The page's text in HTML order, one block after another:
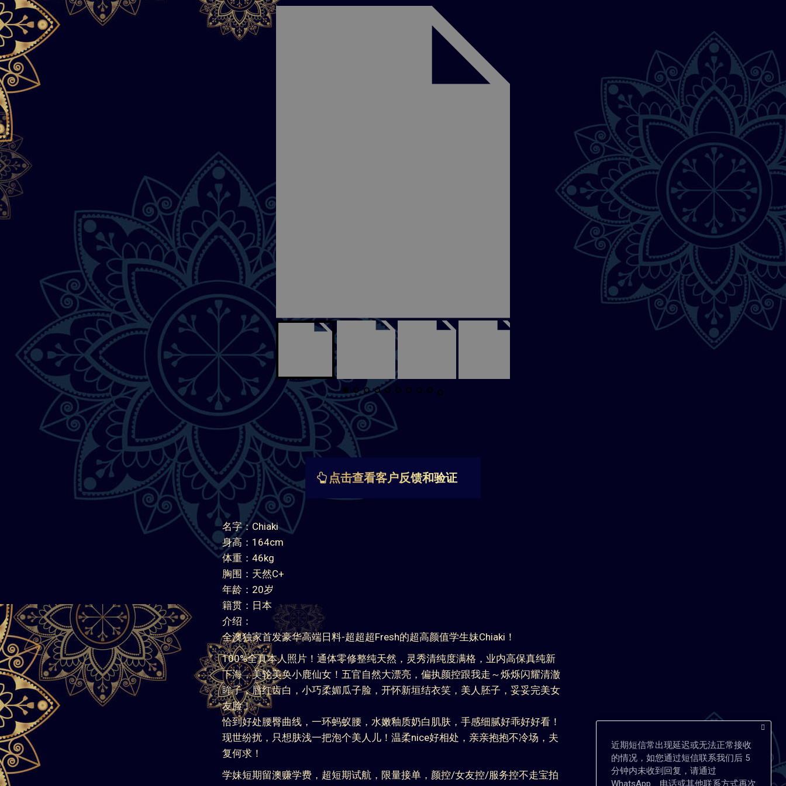
点击查看客户反馈和验证
名字：Chiaki
身高：164cm
体重：46kg
胸围：天然C+
年龄：20岁
籍贯：日本
介绍：
全澳独家首发豪华高端日料-超超超Fresh的超高颜值学生妹Chiaki！
100%全真本人照片！通体零修整纯天然，灵秀清纯度满格，业内高保真纯新
下海，美轮美奂小鹿仙女！五官自然大漂亮，偏执颜控跟我走～烁烁闪耀清澈
眸子，唇红齿白，小巧柔媚瓜子脸，开怀新垣结衣笑，美人胚子，妥妥完美女
友脸！
恰到好处腰臀曲线，一环蚂蚁腰，水嫩釉质奶白肌肤，手感细腻好乖好好看！
现世纷扰，只想肤浅一把泡个美人儿！温柔nice好相处，亲亲抱抱不冷场，夫
复何求！
学妹短期留澳赚学费，超短期试航，限量接单，颜控/女友控/服务控不走宝拍
近期短信常出现延迟或无法正常接收
的情况，如您通过短信联系我们后 5
分钟内未收到回复，请通过
WhatsApp、电话或其他联系方式再次